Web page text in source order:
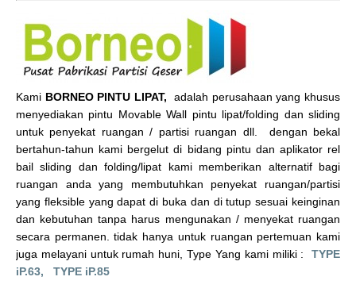
Kami BORNEO PINTU LIPAT, adalah perusahaan yang khusus
menyediakan pintu Movable Wall pintu lipat/folding dan sliding
untuk penyekat ruangan / partisi ruangan dll. dengan bekal
bertahun-tahun kami bergelut di bidang pintu dan aplikator rel
bail sliding dan folding/lipat kami memberikan alternatif bagi
ruangan anda yang membutuhkan penyekat ruangan/partisi
yang fleksible yang dapat di buka dan di tutup sesuai keinginan
dan kebutuhan tanpa harus mengunakan / menyekat ruangan
secara permanen. tidak hanya untuk ruangan pertemuan kami
juga melayani untuk rumah huni, Type Yang kami miliki : TYPE
iP.63, TYPE iP.85